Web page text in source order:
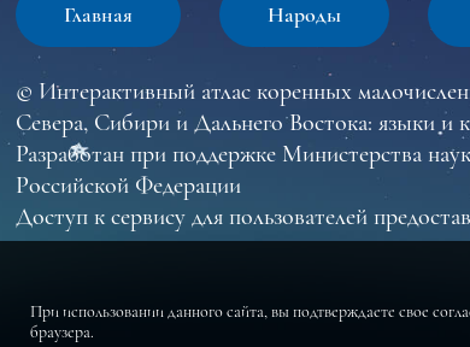
Главная Народы
© Интерактивный атлас коренных
Севера, Сибири и Дальнего Востока: языки и
Разработан при поддержке Министерства
Российской Федерации
Доступ к сервису для пользователей
При использовании данного сайта, вы подтверждаете свое
браузера.